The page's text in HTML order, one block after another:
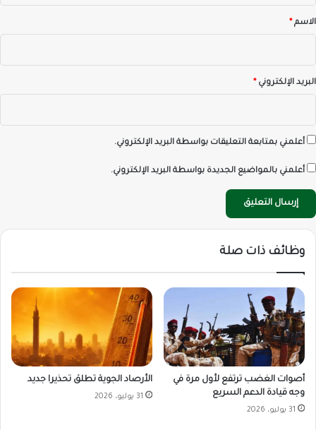
*الاسم*
البريد الإلكتروني*
أعلمني بمتابعة التعليقات بواسطة البريد الإلكتروني.
أعلمني بالمواضيع الجديدة بواسطة البريد الإلكتروني.
وظائف ذات صلة
أصوات الغضب ترتفع لأول مرة في
وجه قيادة الدعم السريع
31 يوليو، 2026
الأرصاد الجوية تطلق تحذيرا جديد
31 يوليو، 2026